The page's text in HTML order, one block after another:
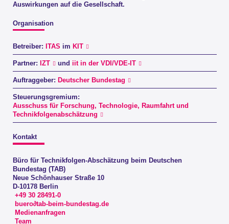
Auswirkungen auf die Gesellschaft.
Organisation
Betreiber: ITAS im KIT
Partner: IZT und iit in der VDI/VDE-IT
Auftraggeber: Deutscher Bundestag
Steuerungsgremium:
Ausschuss für Forschung, Technologie, Raumfahrt und
Technikfolgenabschätzung
Kontakt
Büro für Technikfolgen-Abschätzung beim Deutschen
Bundestag (TAB)
Neue Schönhauser Straße 10
D-10178 Berlin
+49 30 28491-0
buero∂tab-beim-bundestag.de
Medienanfragen
Team